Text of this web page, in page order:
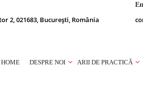
2, 021683, București, România
HOME DESPRE NOI ARII DE PRACTICĂ